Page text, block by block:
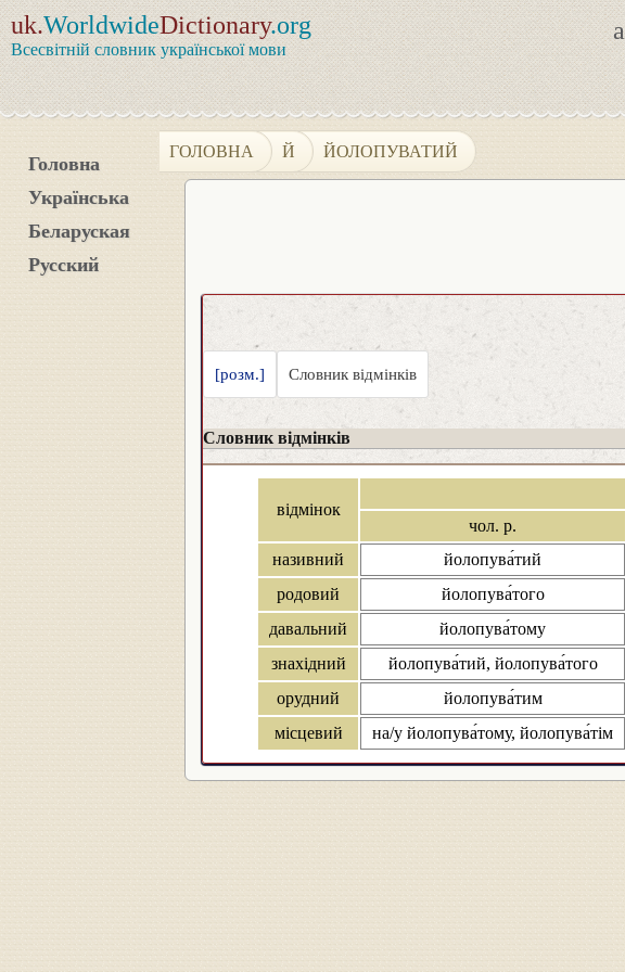
uk.WorldwideDictionary.org
Всесвітній словник української мови
а
Головна
Українська
Беларуская
Русский
ГОЛОВНА Й ЙОЛОПУВАТИЙ
[розм.] Словник відмінків
Словник відмінків
відмінок
чол. р.
називний
йолопува́тий
родовий
йолопува́того
давальний
йолопува́тому
знахідний
йолопува́тий, йолопува́того
орудний
йолопува́тим
місцевий
на/у йолопува́тому, йолопува́тім